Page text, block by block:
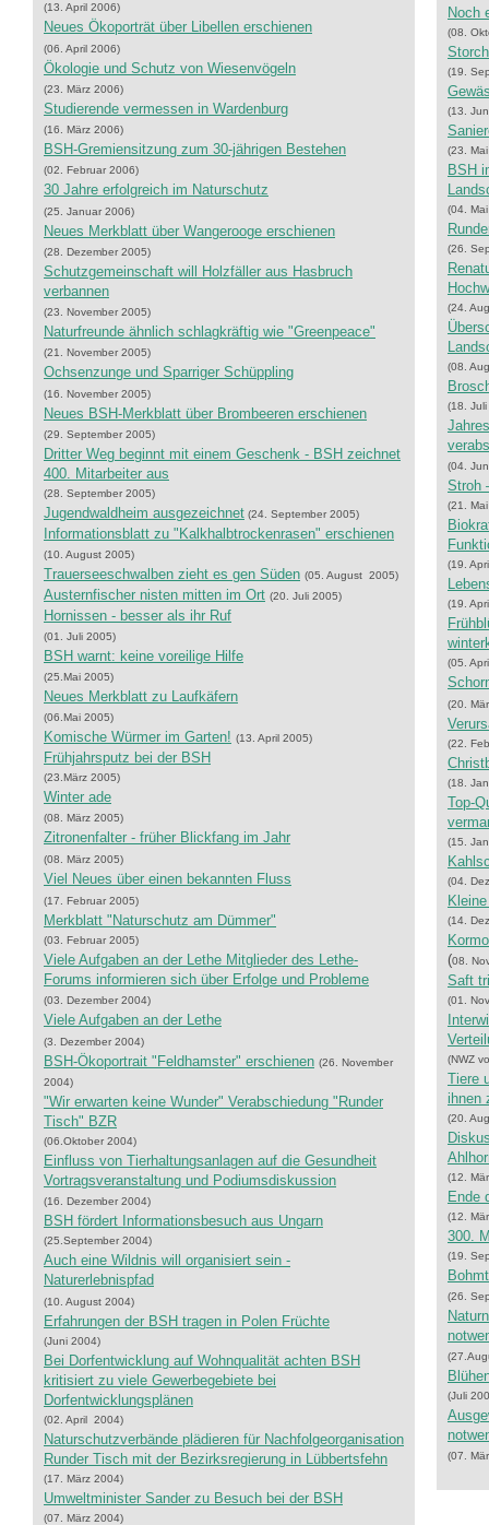
(13. April 2006)
Neues Ökoporträt über Libellen erschienen
(06. April 2006)
Ökologie und Schutz von Wiesenvögeln
(23. März 2006)
Studierende vermessen in Wardenburg
(16. März 2006)
BSH-Gremiensitzung zum 30-jährigen Bestehen
(02. Februar 2006)
30 Jahre erfolgreich im Naturschutz
(25. Januar 2006)
Neues Merkblatt über Wangerooge erschienen
(28. Dezember 2005)
Schutzgemeinschaft will Holzfäller aus Hasbruch
verbannen
(23. November 2005)
Naturfreunde ähnlich schlagkräftig wie "Greenpeace"
(21. November 2005)
Ochsenzunge und Sparriger Schüppling
(16. November 2005)
Neues BSH-Merkblatt über Brombeeren erschienen
(29. September 2005)
Dritter Weg beginnt mit einem Geschenk - BSH zeichnet
400. Mitarbeiter aus
(28. September 2005)
Jugendwaldheim ausgezeichnet (24. September 2005)
Informationsblatt zu "Kalkhalbtrockenrasen" erschienen
(10. August 2005)
Trauerseeschwalben zieht es gen Süden (05. August 2005)
Austernfischer nisten mitten im Ort (20. Juli 2005)
Hornissen - besser als ihr Ruf
(01. Juli 2005)
BSH warnt: keine voreilige Hilfe
(25.Mai 2005)
Neues Merkblatt zu Laufkäfern
(06.Mai 2005)
Komische Würmer im Garten! (13. April 2005)
Frühjahrsputz bei der BSH
(23.März 2005)
Winter ade
(08. März 2005)
Zitronenfalter - früher Blickfang im Jahr
(08. März 2005)
Viel Neues über einen bekannten Fluss
(17. Februar 2005)
Merkblatt "Naturschutz am Dümmer"
(03. Februar 2005)
Viele Aufgaben an der Lethe Mitglieder des Lethe-
Forums informieren sich über Erfolge und Probleme
(03. Dezember 2004)
Viele Aufgaben an der Lethe
(3. Dezember 2004)
BSH-Ökoportrait "Feldhamster" erschienen (26. November
2004)
"Wir erwarten keine Wunder" Verabschiedung "Runder
Tisch" BZR
(06.Oktober 2004)
Einfluss von Tierhaltungsanlagen auf die Gesundheit
Vortragsveranstaltung und Podiumsdiskussion
(16. Dezember 2004)
BSH fördert Informationsbesuch aus Ungarn
(25.September 2004)
Auch eine Wildnis will organisiert sein -
Naturerlebnispfad
(10. August 2004)
Erfahrungen der BSH tragen in Polen Früchte
(Juni 2004)
Bei Dorfentwicklung auf Wohnqualität achten BSH
kritisiert zu viele Gewerbegebiete bei
Dorfentwicklungsplänen
(02. April 2004)
Naturschutzverbände plädieren für Nachfolgeorganisation
Runder Tisch mit der Bezirksregierung in Lübbertsfehn
(17. März 2004)
Umweltminister Sander zu Besuch bei der BSH
(07. März 2004)
Noch
(08.
(19.
(13.
(23.
BSH
(04.
(26.
(24.
(08.
(18.
(04.
Stroh
(21.
(19.
(19.
(05.
(20.
(22.
(18.
Top-
(15.
(04.
(14.
(08.
Saft
(01.
(NWZ
Tiere
ihnen
(20.
(12.
Ende
(12.
300.
(19.
(26.
(Juli
(07.